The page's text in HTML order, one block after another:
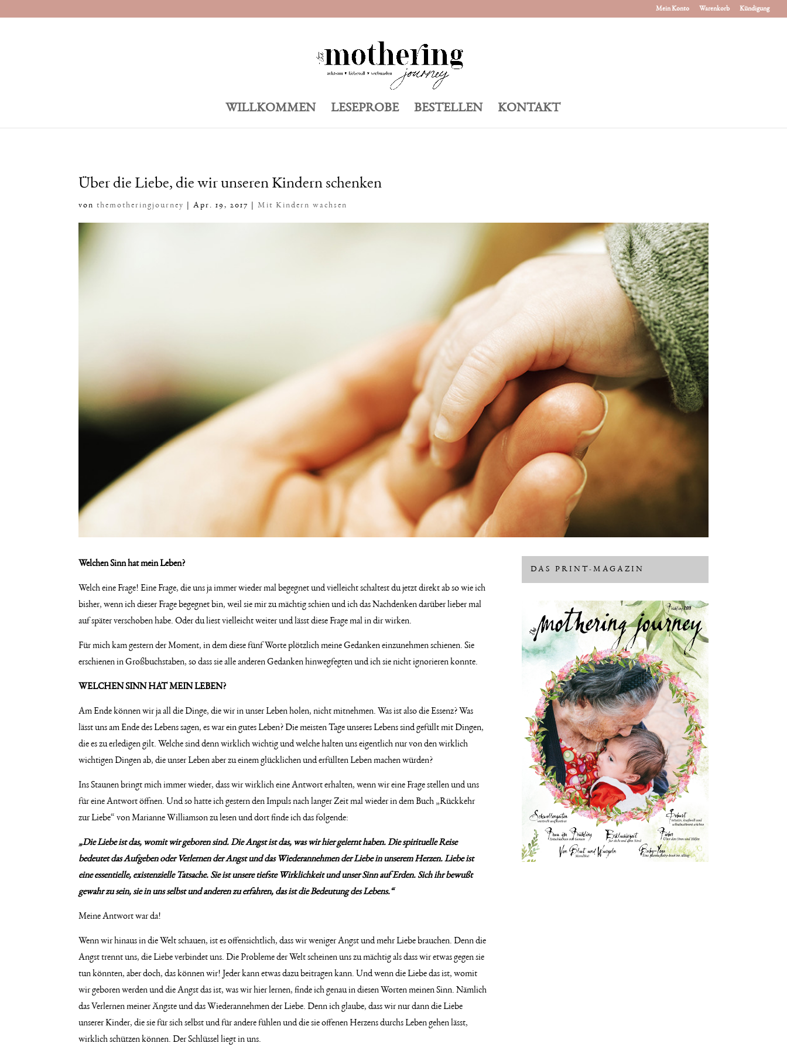
Mein Konto Warenkorb Kündigung
WILLKOMMEN LESEPROBE BESTELLEN KONTAKT
Über die Liebe, die wir unseren Kindern schenken
vonthemotheringjourney |Apr. 19, 2017 |Mit Kindern wachsen
Welchen Sinn hat mein Leben?
Welch eine Frage! Eine Frage, die uns ja immer wieder mal begegnet und vielleicht schaltest du jetzt direkt ab so wie ich
bisher, wenn ich dieser Frage begegnet bin, weil sie mir zu mächtig schien und ich das Nachdenken darüber lieber mal
auf später verschoben habe. Oder du liest vielleicht weiter und lässt diese Frage mal in dir wirken.
Für mich kam gestern der Moment, in dem diese fünf Worte plötzlich meine Gedanken einzunehmen schienen. Sie
erschienen in Großbuchstaben, so dass sie alle anderen Gedanken hinwegfegten und ich sie nicht ignorieren konnte.
WELCHEN SINN HAT MEIN LEBEN?
Am Ende können wir ja all die Dinge, die wir in unser Leben holen, nicht mitnehmen. Was ist also die Essenz? Was
lässt uns am Ende des Lebens sagen, es war ein gutes Leben? Die meisten Tage unseres Lebens sind gefüllt mit Dingen,
die es zu erledigen gilt. Welche sind denn wirklich wichtig und welche halten uns eigentlich nur von den wirklich
wichtigen Dingen ab, die unser Leben aber zu einem glücklichen und erfüllten Leben machen würden?
Ins Staunen bringt mich immer wieder, dass wir wirklich eine Antwort erhalten, wenn wir eine Frage stellen und uns
für eine Antwort öffnen. Und so hatte ich gestern den Impuls nach langer Zeit mal wieder in dem Buch „Rückkehr
zur Liebe“ von Marianne Williamson zu lesen und dort finde ich das folgende:
„Die Liebe ist das, womit wir geboren sind. Die Angst ist das, was wir hier gelernt haben. Die spirituelle Reise
bedeutet das Aufgeben oder Verlernen der Angst und das Wiederannehmen der Liebe in unserem Herzen. Liebe ist
eine essentielle, existenzielle Tatsache. Sie ist unsere tiefste Wirklichkeit und unser Sinn auf Erden. Sich ihr bewußt
gewahr zu sein, sie in uns selbst und anderen zu erfahren, das ist die Bedeutung des Lebens.“
Meine Antwort war da!
Wenn wir hinaus in die Welt schauen, ist es offensichtlich, dass wir weniger Angst und mehr Liebe brauchen. Denn die
Angst trennt uns, die Liebe verbindet uns. Die Probleme der Welt scheinen uns zu mächtig als dass wir etwas gegen sie
tun könnten, aber doch, das können wir! Jeder kann etwas dazu beitragen kann. Und wenn die Liebe das ist, womit
wir geboren werden und die Angst das ist, was wir hier lernen, finde ich genau in diesen Worten meinen Sinn. Nämlich
das Verlernen meiner Ängste und das Wiederannehmen der Liebe. Denn ich glaube, dass wir nur dann die Liebe
unserer Kinder, die sie für sich selbst und für andere fühlen und die sie offenen Herzens durchs Leben gehen lässt,
wirklich schützen können. Der Schlüssel liegt in uns.
DAS PRINT-MAGAZIN